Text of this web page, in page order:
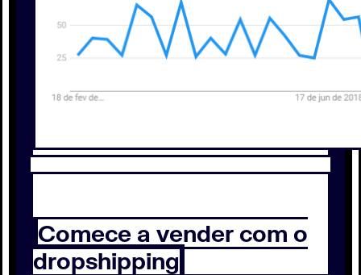
Comece a vender com o
dropshipping